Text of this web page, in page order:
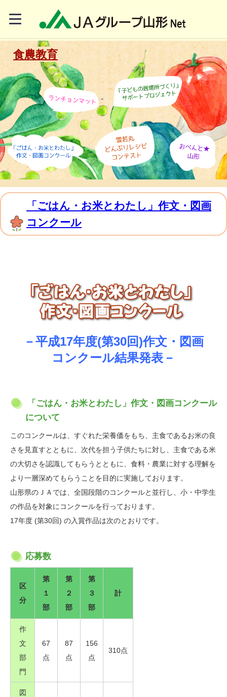
食農教育
「ごはん・お米とわたし」作文・図画
コンクール
－平成17年度(第30回)作文・図画
コンクール結果発表－
「ごはん・お米とわたし」作文・図画コンクール
について
このコンクールは、すぐれた栄養価をもち、主食であるお米の良
さを見直すとともに、次代を担う子供たちに対し、主食である米
の大切さを認識してもらうとともに、食料・農業に対する理解を
より一層深めてもらうことを目的に実施しております。
山形県のＪＡでは、全国段階のコンクールと並行し、小・中学生
の作品を対象にコンクールを行っております。
17年度 (第30回) の入賞作品は次のとおりです。
応募数
区
分
第
１
部
第
２
部
第
３
部
計
作
文
部
門
67
点
87
点
156
点
310点
図